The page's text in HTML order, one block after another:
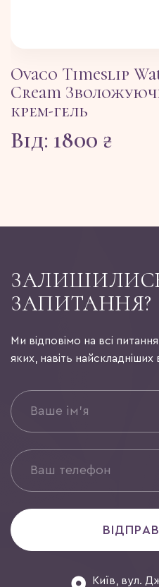
Ovaco Timeslip
Cream
крем-гель
Від: 1800 ₴
ЗАПИТАННЯ?
Ми відповімо на всі
яких, навіть найскладніших
Київ, вул.